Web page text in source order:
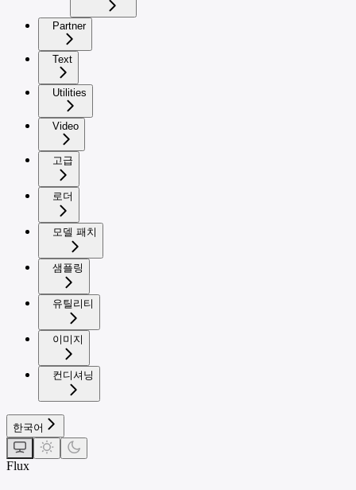
Partner
Text
Utilities
Video
고급
로더
모델 패치
샘플링
유틸리티
이미지
컨디셔닝
한국어
Flux